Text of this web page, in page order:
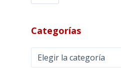
Categorías
Categorías